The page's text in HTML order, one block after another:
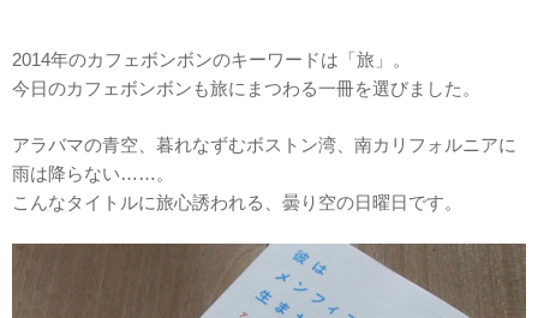
2014年のカフェボンボンのキーワードは「旅」。
今日のカフェボンボンも旅にまつわる一冊を選びました。
アラバマの青空、暮れなずむボストン湾、南カリフォルニアに
雨は降らない……。
こんなタイトルに旅心誘われる、曇り空の日曜日です。